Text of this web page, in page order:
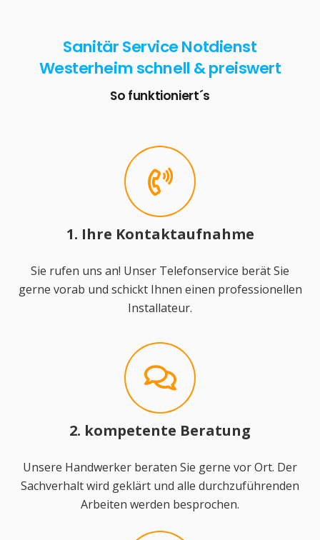
Sanitär Service Notdienst
Westerheim schnell & preiswert
So funktioniert´s
1. Ihre Kontaktaufnahme
Sie rufen uns an! Unser Telefonservice berät Sie
gerne vorab und schickt Ihnen einen professionellen
Installateur.
2. kompetente Beratung
Unsere Handwerker beraten Sie gerne vor Ort. Der
Sachverhalt wird geklärt und alle durchzuführenden
Arbeiten werden besprochen.